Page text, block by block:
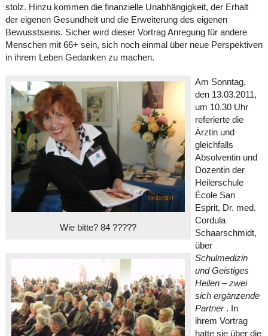
stolz. Hinzu kommen die finanzielle Unabhängigkeit, der Erhalt
der eigenen Gesundheit und die Erweiterung des eigenen
Bewusstseins. Sicher wird dieser Vortrag Anregung für andere
Menschen mit 66+ sein, sich noch einmal über neue Perspektiven
in ihrem Leben Gedanken zu machen.
Wie bitte? 84 ?????
Am Sonntag,
den 13.03.2011,
um 10.30 Uhr
referierte die
Ärztin und
gleichfalls
Absolventin und
Dozentin der
Heilerschule
École San
Esprit, Dr. med.
Cordula
Schaarschmidt,
über
Schulmedizin
und Geistiges
Heilen – zwei
sich ergänzende
Partner . In
ihrem Vortrag
hatte sie über die